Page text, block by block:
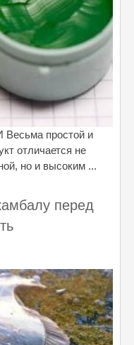
простой и
отличается не
но и высоким ...
перед